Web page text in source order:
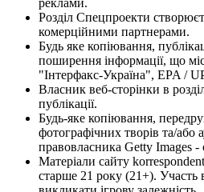
Розділ Спецпроекти
комерційними партнерами.
Будь яке копіювання,
поширення інформації, що
"Інтерфакс-Україна", EPA /
Власник веб-сторінки в
публікації.
Будь-яке копіювання,
фотографічних творів та/або
правовласника Getty Images -
Матеріали сайту
старше 21 року (21+). Участь